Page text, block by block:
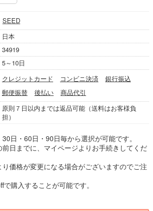
SEED
日本
34919
5～10日
クレジットカード コンビニ決済
銀行振込
郵便振替
後払い 商品代引
原則７日以内までは返品可能（送料はお客様負
担）
日・60日・90日毎から選択が可能です。
日までに、マイページよりお手続きしてくだ
価格が変更になる場合がございますのでご注
購入することが可能です。